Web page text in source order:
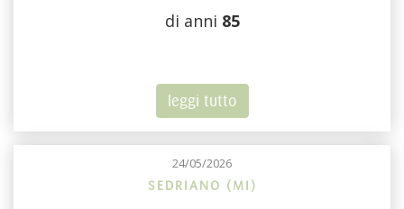
di anni 85
leggi tutto
24/05/2026
SEDRIANO (MI)